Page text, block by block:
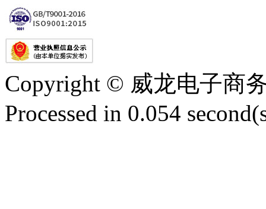
Copyright © 威龙电子商
Processed in 0.054